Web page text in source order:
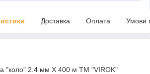
Доставка Оплата Умови
"коло" 2.4 мм X 400 м ТМ "VIROK"